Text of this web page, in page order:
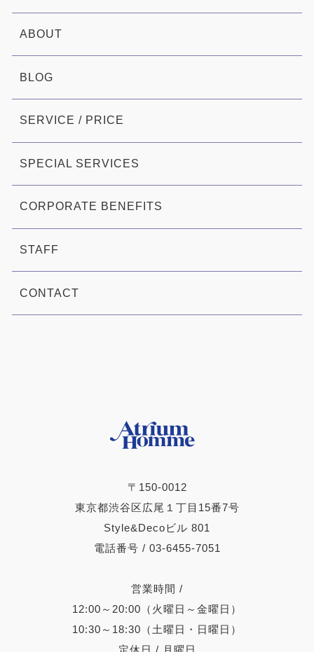
〒150-0012
東京都渋谷区広尾１丁目15番7号
Style&Decoビル 801
電話番号 / 03-6455-7051
営業時間 /
12:00～20:00（火曜日～金曜日）
10:30～18:30（土曜日・日曜日）
定休日 / 月曜日
ABOUT
BLOG
SERVICE / PRICE
SPECIAL SERVICES
CORPORATE BENEFITS
STAFF
CONTACT